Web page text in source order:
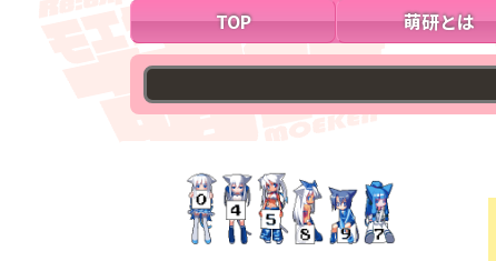
TOP 萌研とは
◇萌研